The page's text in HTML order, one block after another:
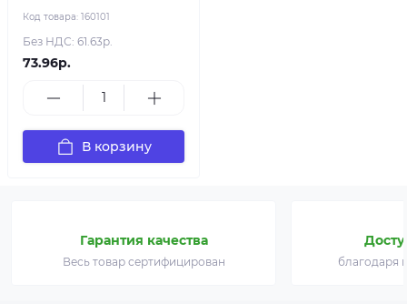
Код товара: 160101
Без НДС: 61.63р.
73.96р.
В корзину
Гарантия качества
Весь товар сертифицирован благодаря